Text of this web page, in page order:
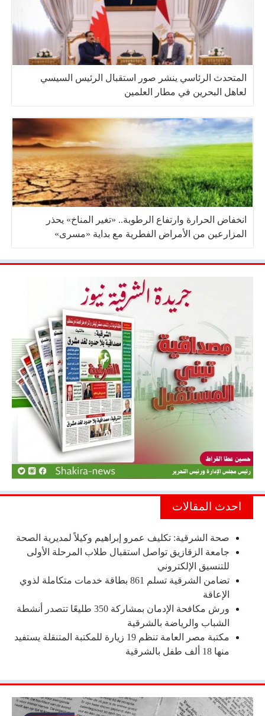
المتحدث الرئاسي ينشر صور استقبال الرئيس السيسي
لعاهل البحرين في مطار العلمين
انخفاض الحرارة وارتفاع الرطوبة.. «تغير المناخ» يحذر
المزارعين من الأمراض الفطرية مع بداية «مسرى»
احدث المقالات
صحة الشرقية: تكليف عمرو إبراهيم وكيلاً لمديرية الصحة
جامعة الزقازيق تواصل استقبال طلاب المرحلة الأولى
للتنسيق الإلكتروني
تضامن الشرقية تسلم 861 بطاقة خدمات متكاملة لذوي
الإعاقة
ورش مكافحة الإدمان بمشاركة 350 طليعًا تتصدر أنشطة
الشباب والرياضة بالشرقية
مكتبة مصر العامة تنظم 19 زيارة للمكتبة المتنقلة يستفيد
منها 18 ألف طفل بالشرقية